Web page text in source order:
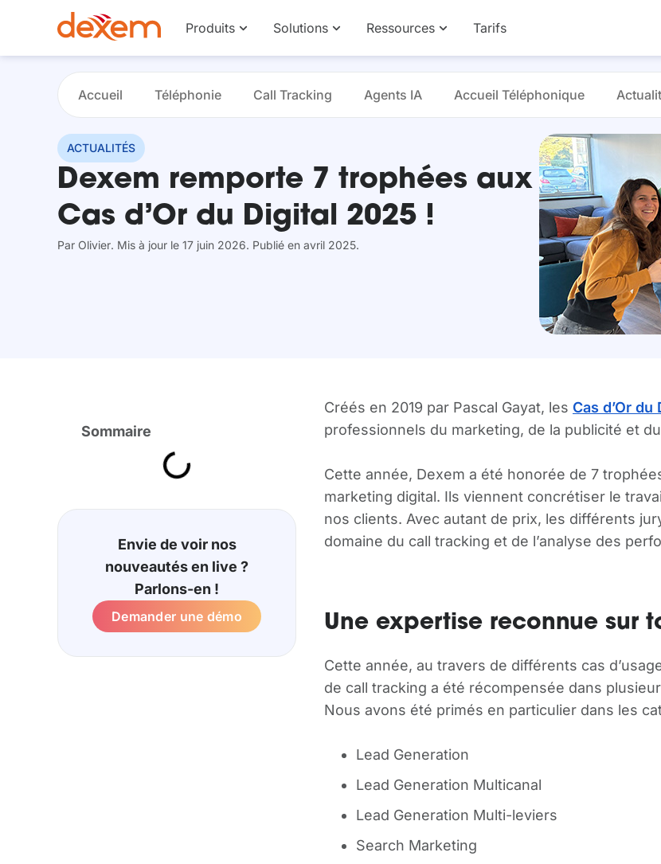
Produits Solutions Ressources Tarifs
Accueil Téléphonie Call Tracking Agents IA Accueil Téléphonique
ACTUALITÉS
Dexem remporte 7 trophées aux
Cas d’Or du Digital 2025 !
Par Olivier. Mis à jour le 17 juin 2026. Publié en avril 2025.
Sommaire
Envie de voir nos
nouveautés en live ?
Parlons-en !
Demander une démo
Créés en 2019 par Pascal Gayat, les Cas d’Or du
professionnels du marketing, de la publicité et
Cette année, Dexem a été honorée de 7
marketing digital. Ils viennent concrétiser le
nos clients. Avec autant de prix, les différents
domaine du call tracking et de l’analyse des
Une expertise reconnue sur
Cette année, au travers de différents cas
de call tracking a été récompensée dans
Nous avons été primés en particulier dans les
Lead Generation
Lead Generation Multicanal
Lead Generation Multi-leviers
Search Marketing